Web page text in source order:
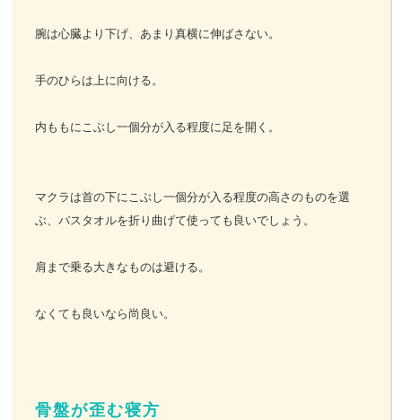
腕は心臓より下げ、あまり真横に伸ばさない。
手のひらは上に向ける。
内ももにこぶし一個分が入る程度に足を開く。
マクラは首の下にこぶし一個分が入る程度の高さのものを選
ぶ、バスタオルを折り曲げて使っても良いでしょう。
肩まで乗る大きなものは避ける。
なくても良いなら尚良い。
骨盤が歪む寝方